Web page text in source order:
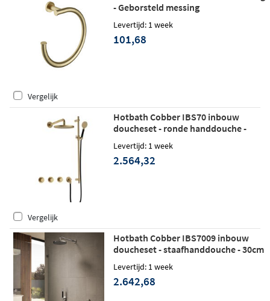
- Geborsteld messing
Levertijd: 1 week
101,68
Vergelijk
Hotbath Cobber IBS70 inbouw
doucheset - ronde handdouche -
glijstang - geborsteld messing
Levertijd: 1 week
2.564,32
Vergelijk
Hotbath Cobber IBS7009 inbouw
doucheset - staafhanddouche - 30cm
geborsteld messing
Levertijd: 1 week
2.642,68